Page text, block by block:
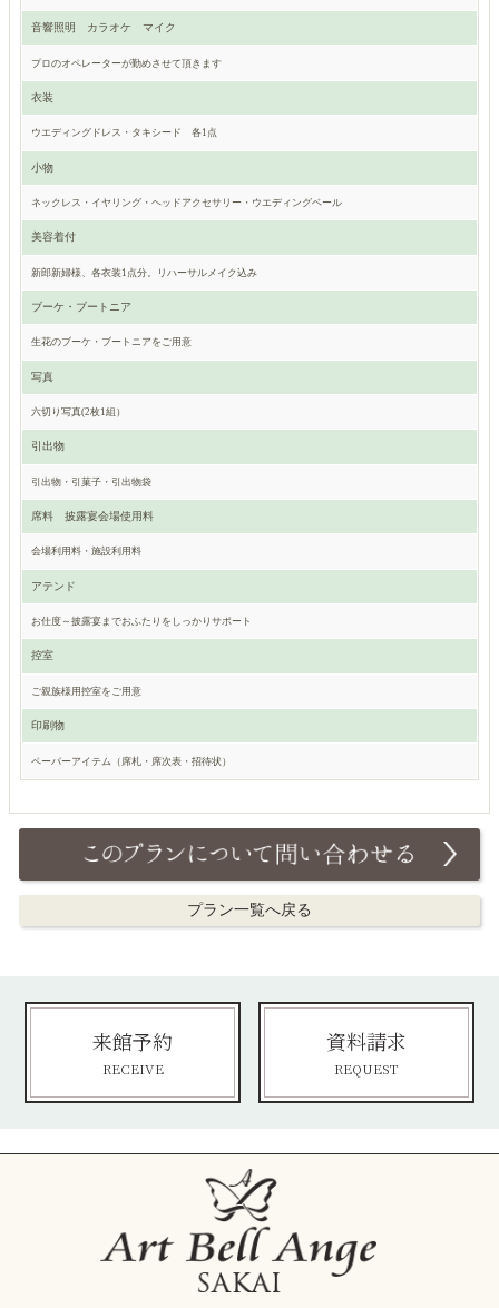
音響照明 カラオケ マイク
プロのオペレーターが勤めさせて頂きます
衣装
ウエディングドレス・タキシード 各1点
小物
ネックレス・イヤリング・ヘッドアクセサリー・ウエディングベール
美容着付
新郎新婦様、各衣装1点分。リハーサルメイク込み
ブーケ・ブートニア
生花のブーケ・ブートニアをご用意
写真
六切り写真(2枚1組）
引出物
引出物・引菓子・引出物袋
席料 披露宴会場使用料
会場利用料・施設利用料
アテンド
お仕度～披露宴までおふたりをしっかりサポート
控室
ご親族様用控室をご用意
印刷物
ペーパーアイテム（席札・席次表・招待状）
プラン一覧へ戻る
来館予約
RECEIVE
資料請求
REQUEST